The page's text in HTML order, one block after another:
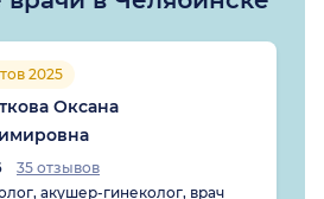
2025
Оксана
35 отзывов
акушер-гинеколог, врач